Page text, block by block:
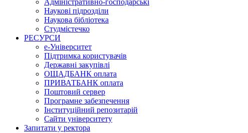
Адміністративно-господарські
Наукові підрозділи
Наукова бібліотека
Студмістечко
РЕСУРСИ
е-Університет
Підтримка користувачів
Державні закупівлі
ОЩАДБАНК оплата
ПРИВАТБАНК оплата
Поштовий сервер
Програмне забезпечення
Інституційний репозитарій
Сайти університету
Запитати у ректора